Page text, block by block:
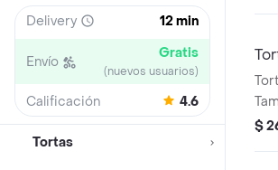
Delivery 12 min
Envío Gratis
(nuevos usuarios)
Calificación 4.6
Tortas
$